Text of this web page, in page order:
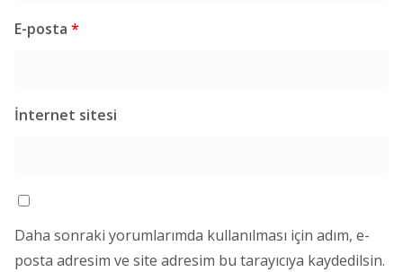
E-posta *
İnternet sitesi
Daha sonraki yorumlarımda kullanılması için adım, e-
posta adresim ve site adresim bu tarayıcıya kaydedilsin.